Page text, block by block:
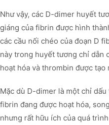
Như vậy, các D-dimer huyết
giáng của fibrin được hình
các cầu nối chéo của đoạn D
này trong huyết tương chỉ dẫn
hoạt hóa và thrombin được tạo
Mặc dù D-dimer là một chỉ
fibrin đang được hoạt hóa,
nhưng rất hữu ích của quá